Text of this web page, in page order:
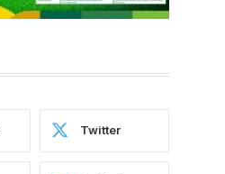
Twitter